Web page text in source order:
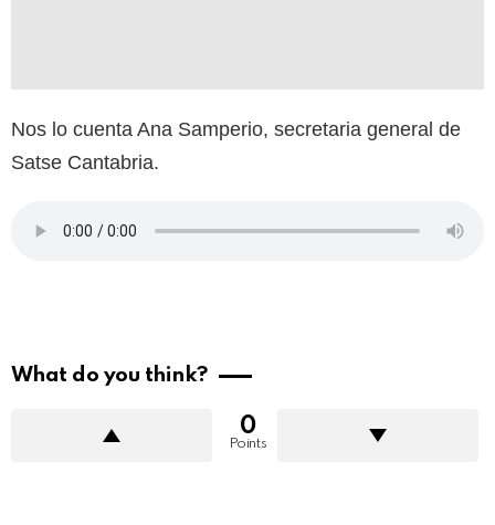
Nos lo cuenta Ana Samperio, secretaria general de
Satse Cantabria.
What do you think?
0
Points